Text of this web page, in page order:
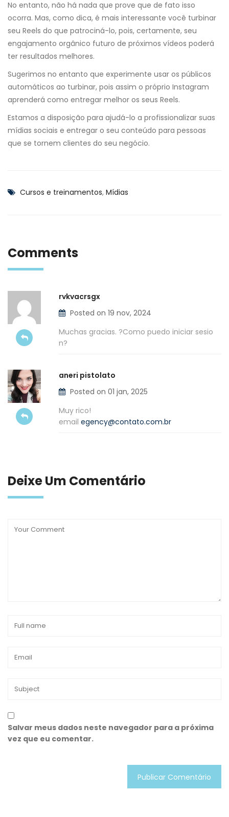
No entanto, não há nada que prove que de fato isso
ocorra. Mas, como dica, é mais interessante você turbinar
seu Reels do que patrociná-lo, pois, certamente, seu
engajamento orgânico futuro de próximos vídeos poderá
ter resultados melhores.
Sugerimos no entanto que experimente usar os públicos
automáticos ao turbinar, pois assim o próprio Instagram
aprenderá como entregar melhor os seus Reels.
Estamos a disposição para ajudá-lo a profissionalizar suas
mídias sociais e entregar o seu conteúdo para pessoas
que se tornem clientes do seu negócio.
Cursos e treinamentos, Mídias
Comments
rvkvacrsgx
Posted on 19 nov, 2024
Muchas gracias. ?Como puedo iniciar sesio
n?
aneri pistolato
Posted on 01 jan, 2025
Muy rico!
email egency@contato.com.br
Deixe Um Comentário
Salvar meus dados neste navegador para a próxima
vez que eu comentar.